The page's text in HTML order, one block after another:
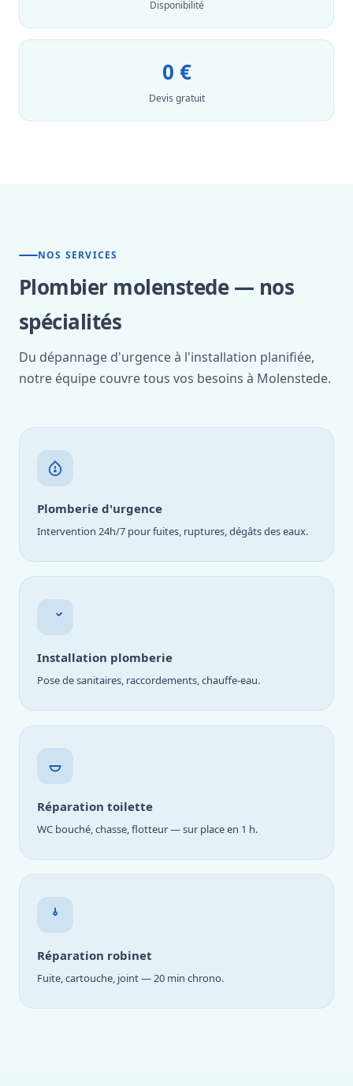
Disponibilité
0 €
Devis gratuit
NOS SERVICES
Plombier molenstede — nos
spécialités
Du dépannage d'urgence à l'installation planifiée,
notre équipe couvre tous vos besoins à Molenstede.
Plomberie d'urgence
Intervention 24h/7 pour fuites, ruptures, dégâts des eaux.
Installation plomberie
Pose de sanitaires, raccordements, chauffe-eau.
Réparation toilette
WC bouché, chasse, flotteur — sur place en 1 h.
Réparation robinet
Fuite, cartouche, joint — 20 min chrono.